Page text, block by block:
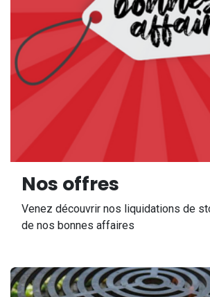
Nos offres
Venez découvrir nos liquidations de
de nos bonnes affaires